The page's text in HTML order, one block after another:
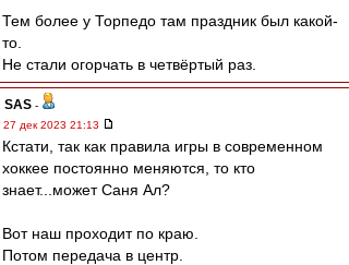
Тем более у Торпедо там праздник был какой-
то.
Не стали огорчать в четвёртый раз.
SAS -
27 дек 2023 21:13
Кстати, так как правила игры в современном
хоккее постоянно меняются, то кто
знает...может Саня Ал?
Вот наш проходит по краю.
Потом передача в центр.